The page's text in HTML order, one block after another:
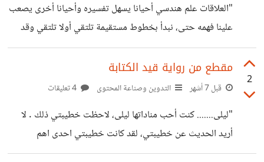
عاما، ولكن ما أراه في الشوارع ومحال التسوق مخيف، دائما أقول
أن الناس
"العلاقات علم هندسي أحيانا يسهل تفسيره وأحيانا أخرى يصعب
علينا فهمه حتى، نبدأ بخطوط مستقيمة تلتقي أولا تلتقي وقد
نتقاطع في نقاط ثم نفترق في نقاط أخرى، ندور في دوائر ونقع
في زوايا شيء معقد، كنت أتقاطع أنا وتالا في نقاط ثم افترقنا بلا
رجعة، تجربتي مع تالا جعلتني أنضج وأتعلم أبحث عن خط
على أحد مواقع التواصل الاجتماعي، فكرت كثيرا، أعرف أننا
على مواقع التواصل نعيش مثالية بعيدة عن
2
مقطع من رواية قيد الكتابة
قبل 7 أشهر التدوين وصناعة المحتوى
"ليلى....... كنت أحب مناداتها ليلى، لاحظت خطيبتي ذلك . لا
أريد الحديث عن خطيبتي، لقد كانت خطيبتي احدى اهم
المعيقات بيني وبين ليلى التي عانت من طلاق والديها،وها وهي